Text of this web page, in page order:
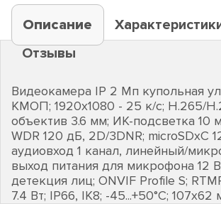
Описание
Отзывы
Видеокамера IP 2 Мп купольная
КМОП; 1920х1080 - 25 к/с; H.265/
объектив 3.6 мм; ИК-подсветка 10
WDR 120 дБ, 2D/3DNR; microSDхC
аудиовход 1 канал, линейный/
выход питания для микрофона 12
детекция лиц; ONVIF Profile S;
7.4 Вт; IP66, IK8; -45...+50°С; 107х62